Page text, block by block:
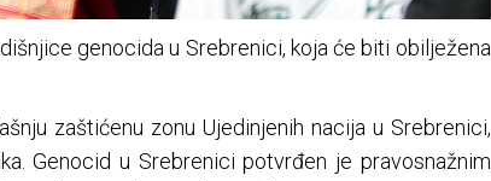
genocida u Srebrenici, koja će biti obilježena
zaštićenu zonu Ujedinjenih nacija u Srebrenici,
Genocid u Srebrenici potvrđen je pravosnažnim